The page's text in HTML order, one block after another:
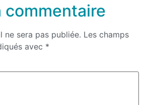
commentaire
ne sera pas publiée. Les champs
avec *